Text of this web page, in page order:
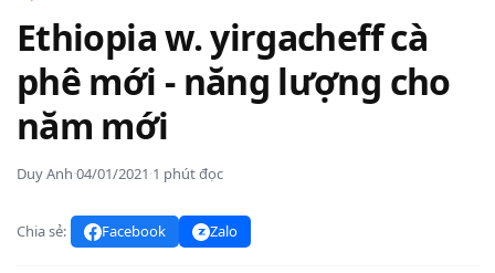
Ethiopia w. yirgacheff cà
phê mới - năng lượng cho
năm mới
Duy Anh·04/01/2021·1 phút đọc
Chia sẻ: Facebook Zalo